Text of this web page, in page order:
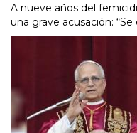
A nueve años del
una grave acusación: